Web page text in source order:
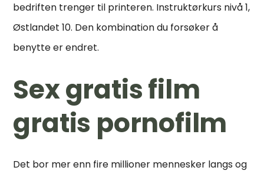
bedriften trenger til printeren. Instruktørkurs nivå 1,
Østlandet 10. Den kombination du forsøker å
benytte er endret.
Sex gratis film
gratis pornofilm
Det bor mer enn fire millioner mennesker langs og